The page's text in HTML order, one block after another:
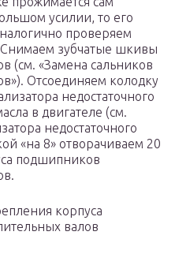
усилии, то его
проверяем
Снимаем зубчатые шкивы
(см. «Замена сальников
Отсоединяем колодку
недостаточного
в двигателе (см.
недостаточного
«на 8» отворачиваем 20
подшипников
корпуса
валов